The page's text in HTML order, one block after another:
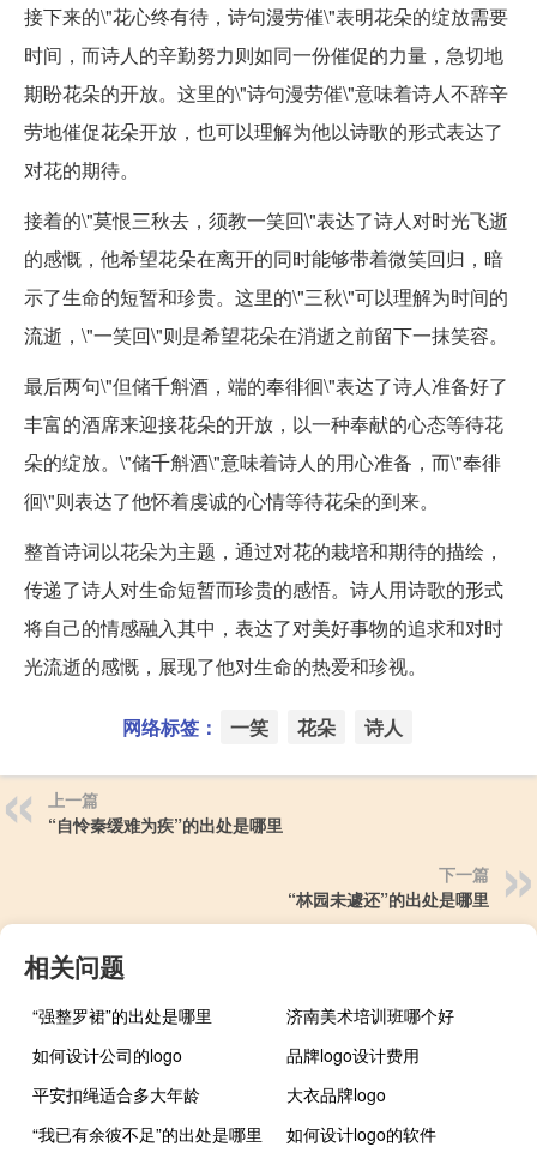
接下来的\"花心终有待，诗句漫劳催\"表明花朵的绽放需要
时间，而诗人的辛勤努力则如同一份催促的力量，急切地
期盼花朵的开放。这里的\"诗句漫劳催\"意味着诗人不辞辛
劳地催促花朵开放，也可以理解为他以诗歌的形式表达了
对花的期待。
接着的\"莫恨三秋去，须教一笑回\"表达了诗人对时光飞逝
的感慨，他希望花朵在离开的同时能够带着微笑回归，暗
示了生命的短暂和珍贵。这里的\"三秋\"可以理解为时间的
流逝，\"一笑回\"则是希望花朵在消逝之前留下一抹笑容。
最后两句\"但储千斛酒，端的奉徘徊\"表达了诗人准备好了
丰富的酒席来迎接花朵的开放，以一种奉献的心态等待花
朵的绽放。\"储千斛酒\"意味着诗人的用心准备，而\"奉徘
徊\"则表达了他怀着虔诚的心情等待花朵的到来。
整首诗词以花朵为主题，通过对花的栽培和期待的描绘，
传递了诗人对生命短暂而珍贵的感悟。诗人用诗歌的形式
将自己的情感融入其中，表达了对美好事物的追求和对时
光流逝的感慨，展现了他对生命的热爱和珍视。
网络标签： 一笑 花朵 诗人
上一篇
“自怜秦缓难为疾”的出处是哪里
下一篇
“林园未遽还”的出处是哪里
相关问题
“强整罗裙”的出处是哪里
济南美术培训班哪个好
如何设计公司的logo
品牌logo设计费用
平安扣绳适合多大年龄
大衣品牌logo
“我已有余彼不足”的出处是哪里
如何设计logo的软件